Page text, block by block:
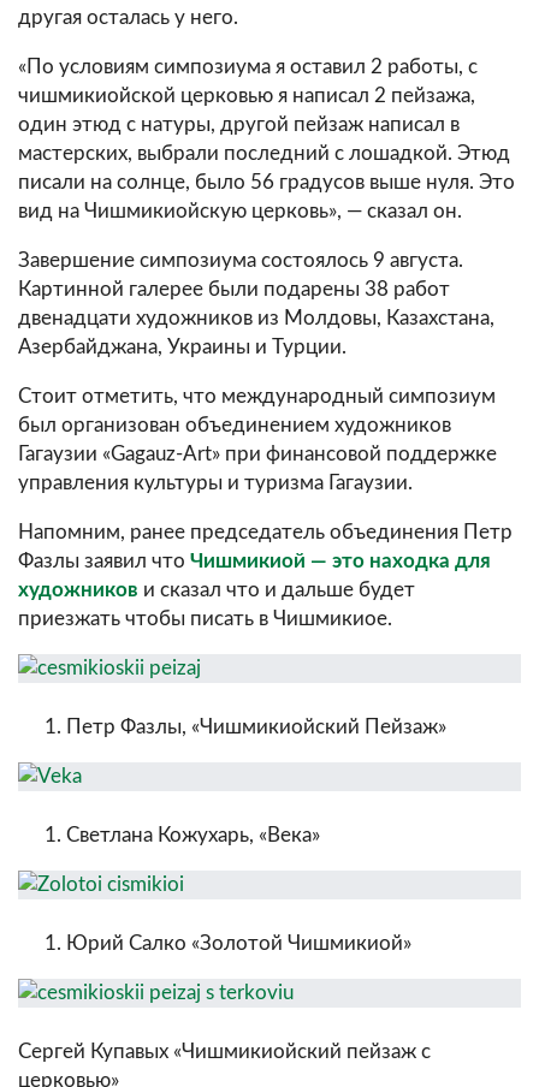
другая осталась у него.
«По условиям симпозиума я оставил 2 работы, с
чишмикиойской церковью я написал 2 пейзажа,
один этюд с натуры, другой пейзаж написал в
мастерских, выбрали последний с лошадкой. Этюд
писали на солнце, было 56 градусов выше нуля. Это
вид на Чишмикиойскую церковь», — сказал он.
Завершение симпозиума состоялось 9 августа.
Картинной галерее были подарены 38 работ
двенадцати художников из Молдовы, Казахстана,
Азербайджана, Украины и Турции.
Стоит отметить, что международный симпозиум
был организован объединением художников
Гагаузии «Gagauz-Art» при финансовой поддержке
управления культуры и туризма Гагаузии.
Напомним, ранее председатель объединения Петр
Фазлы заявил что Чишмикиой — это находка для
художников и сказал что и дальше будет
приезжать чтобы писать в Чишмикиое.
Петр Фазлы, «Чишмикиойский Пейзаж»
Светлана Кожухарь, «Века»
Юрий Салко «Золотой Чишмикиой»
Сергей Купавых «Чишмикиойский пейзаж с
церковью»